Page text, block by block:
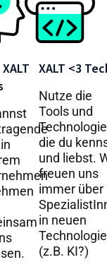
XALT <3
Nutze die
Tools und
die du
und liebst.
freuen uns
immer über
in neuen
(z.B. KI?)